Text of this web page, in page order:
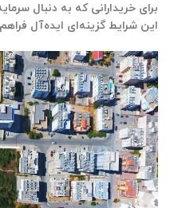
برای خریدارانی که به دنبال
این شرایط گزینه‌ای ایده‌آل